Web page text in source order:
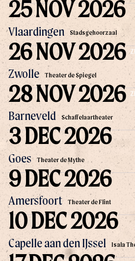
Vlaardingen Stadsgehoorzaal
25 NOV 2026
Zwolle Theater de Spiegel
26 NOV 2026
Barneveld Schaffelaartheater
28 NOV 2026
Goes Theater de Mythe
3 DEC 2026
Amersfoort Theater de Flint
9 DEC 2026
Capelle aan den IJssel Isala
10 DEC 2026